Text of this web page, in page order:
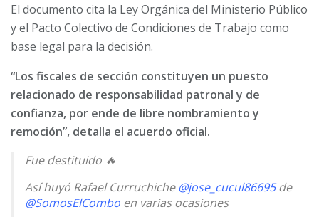
El documento cita la Ley Orgánica del Ministerio Público
y el Pacto Colectivo de Condiciones de Trabajo como
base legal para la decisión.
“Los fiscales de sección constituyen un puesto
relacionado de responsabilidad patronal y de
confianza, por ende de libre nombramiento y
remoción”, detalla el acuerdo oficial.
Fue destituido 🔥
Así huyó Rafael Curruchiche@jose_cucul86695de
@SomosElCombo en varias ocasiones